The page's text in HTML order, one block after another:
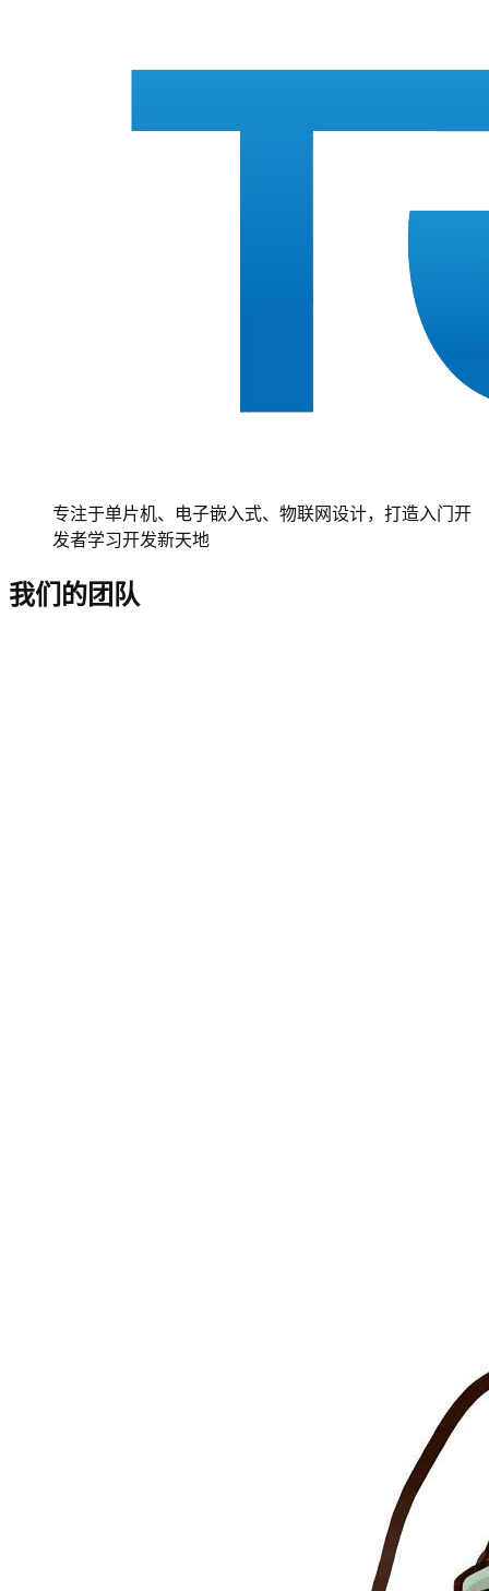
专注于单片机、电子嵌入式、物联网设计，打造入门开
发者学习开发新天地
我们的团队